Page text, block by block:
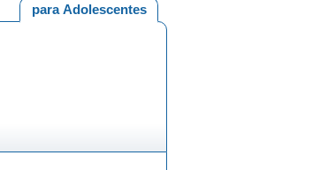
para Adolescentes